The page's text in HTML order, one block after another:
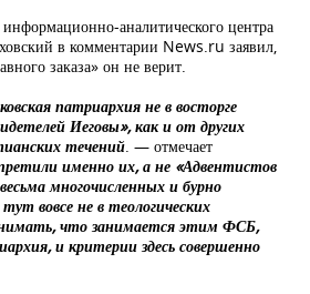
аналитического центра
в комментарии News.ru заявил,
заказа» он не верит.
патриархия не в восторге
Иеговы», как и от других
течений. — отмечает
именно их, а не «Адвентистов
многочисленных и бурно
вовсе не в теологических
что занимается этим ФСБ,
и критерии здесь совершенно